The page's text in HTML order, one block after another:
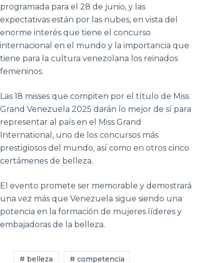
programada para el 28 de junio, y las
expectativas están por las nubes, en vista del
enorme interés que tiene el concurso
internacional en el mundo y la importancia que
tiene para la cultura venezolana los reinados
femeninos.
Las 18 misses que compiten por el título de Miss
Grand Venezuela 2025 darán lo mejor de sí para
representar al país en el Miss Grand
International, uno de los concursos más
prestigiosos del mundo, así como en otros cinco
certámenes de belleza.
El evento promete ser memorable y demostrará
una vez más que Venezuela sigue siendo una
potencia en la formación de mujeres líderes y
embajadoras de la belleza.
# belleza # competencia